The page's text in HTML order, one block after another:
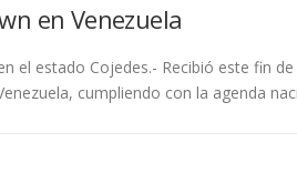
en Venezuela
el estado Cojedes.- Recibió este fin
cumpliendo con la agenda